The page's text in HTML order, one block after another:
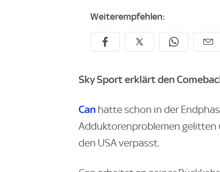
Weiterempfehlen:
Sky Sport erklärt den
Can hatte schon in der
Adduktorenproblemen gelitten
den USA verpasst.